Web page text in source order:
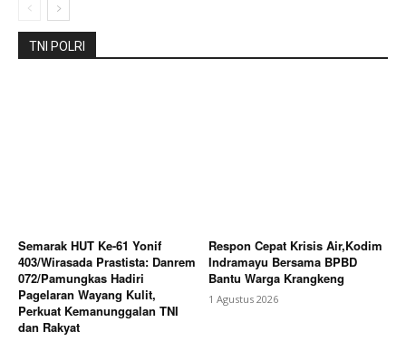
Company
About
TNI POLRI
Semarak HUT Ke-61 Yonif
403/Wirasada Prastista: Danrem
072/Pamungkas Hadiri
Pagelaran Wayang Kulit,
Perkuat Kemanunggalan TNI
dan Rakyat
Respon Cepat Krisis Air,Kodim
Indramayu Bersama BPBD
Bantu Warga Krangkeng
1 Agustus 2026